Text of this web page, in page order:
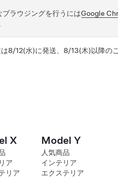
ラウジングを行うにはGoogle
12(水)に発送、8/13(木)以降の
X
ア
リア
Model Y
人気商品
インテリア
エクステリア